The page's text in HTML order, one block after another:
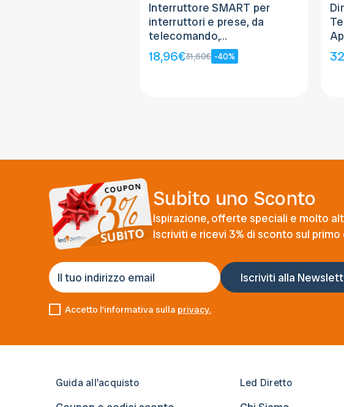
Interruttore SMART per
interruttori e prese, da
telecomando,
APP/Alexa/Google
18,96€31,60€ -40%
Subito uno Sconto
Ispirazione, offerte speciali e molto
Iscriviti e ricevi 3% di sconto sul primo
Accetto l'informativa sulla privacy.
Guida all'acquisto Led Diretto